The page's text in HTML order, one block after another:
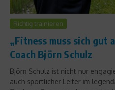
Richtig trainieren
„Fitness muss sich gut
Coach Björn Schulz
Björn Schulz ist nicht nur
auch sportlicher Leiter im